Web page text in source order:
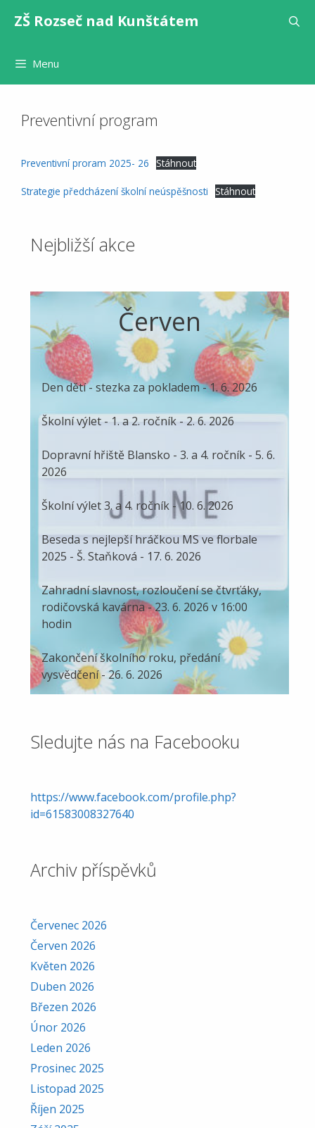
ZŠ Rozseč nad Kunštátem
Menu
Preventivní program
Preventivní proram 2025- 26 Stáhnout
Strategie předcházení školní neúspěšnosti Stáhnout
Nejbližší akce
Červen
Den dětí - stezka za pokladem - 1. 6. 2026
Školní výlet - 1. a 2. ročník - 2. 6. 2026
Dopravní hřiště Blansko - 3. a 4. ročník - 5. 6.
2026
Školní výlet 3. a 4. ročník - 10. 6. 2026
Beseda s nejlepší hráčkou MS ve florbale
2025 - Š. Staňková - 17. 6. 2026
Zahradní slavnost, rozloučení se čtvrťáky,
rodičovská kavárna - 23. 6. 2026 v 16:00
hodin
Zakončení školního roku, předání
vysvědčení - 26. 6. 2026
Sledujte nás na Facebooku
https://www.facebook.com/profile.php?
id=61583008327640
Archiv příspěvků
Červenec 2026
Červen 2026
Květen 2026
Duben 2026
Březen 2026
Únor 2026
Leden 2026
Prosinec 2025
Listopad 2025
Říjen 2025